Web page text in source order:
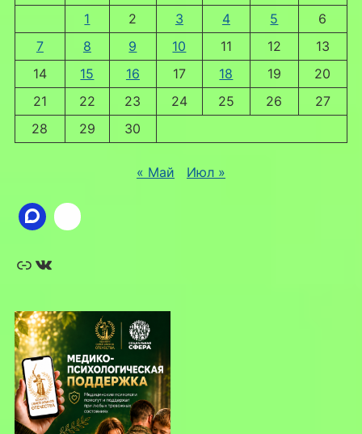
1
2 3 4 5
6
7
8 9 10 11 12
13
14
15 16 17 18 19
20
21
22 23 24 25 26
27
28
29 30
« Май Июл »